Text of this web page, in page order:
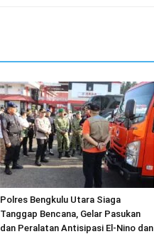
Polres Bengkulu Utara Siaga
Tanggap Bencana, Gelar Pasukan
dan Peralatan Antisipasi El-Nino dan